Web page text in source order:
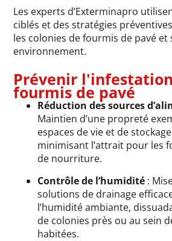
Les experts d’Exterminapro
ciblés et des stratégies
les colonies de fourmis de pavé
environnement.
Prévenir
fourmis de pavé
Réduction des sources
Maintien d’une propreté
espaces de vie et de
minimisant l’attrait pour les
de nourriture.
Contrôle de l’humidité :
solutions de drainage
l’humidité ambiante,
de colonies près ou au sein
habitées.